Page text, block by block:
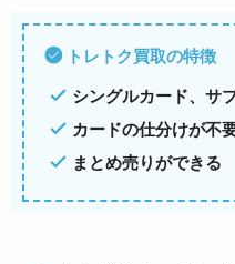
トレトク買取の特徴
シングルカード、サ
カードの仕分けが不
まとめ売りができる